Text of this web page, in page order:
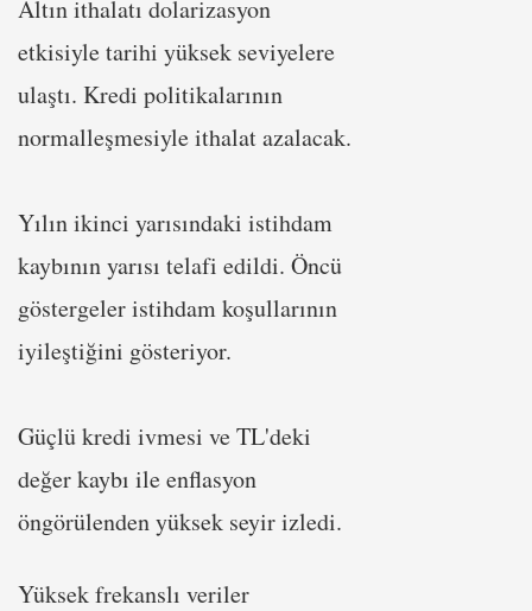
Altın ithalatı dolarizasyon
etkisiyle tarihi yüksek seviyelere
ulaştı. Kredi politikalarının
normalleşmesiyle ithalat azalacak.
Yılın ikinci yarısındaki istihdam
kaybının yarısı telafi edildi. Öncü
göstergeler istihdam koşullarının
iyileştiğini gösteriyor.
Güçlü kredi ivmesi ve TL'deki
değer kaybı ile enflasyon
öngörülenden yüksek seyir izledi.
Yüksek frekanslı veriler